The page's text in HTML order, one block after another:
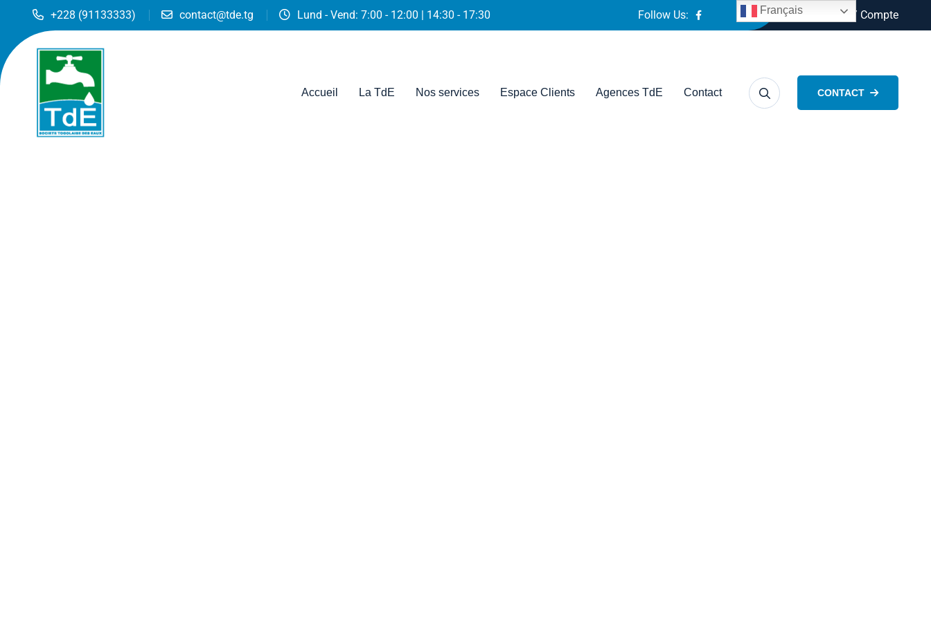
+228 (91133333) contact@tde.tg Lund - Vend: 7:00 - 12:00 | 14:30 - 17:30 Follow Us: Connexion / Compte
Accueil La TdE Nos services Espace Clients Agences TdE Contact CONTACT
Français